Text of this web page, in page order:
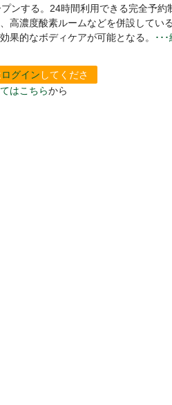
ンする。24時間利用できる完全予約
高濃度酸素ルームなどを併設してい
果的なボディケアが可能となる。
･･
ログイン してくださ
はこちらから